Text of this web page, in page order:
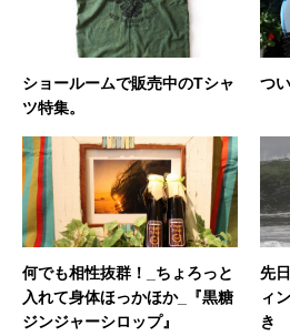
ト運営・企画・プ
一宮町在住 ◆誕生
ショールームで販売中のTシャ
ツ特集。
つ
何でも相性抜群！_ちょろっと
入れて身体ほっかほか_『黒糖
ジンジャーシロップ』
先
ィ
き